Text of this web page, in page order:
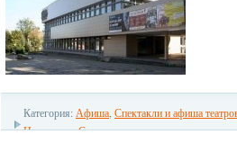
Категория: Афиша, Спектакли и афиша
Новгорода,С детьми